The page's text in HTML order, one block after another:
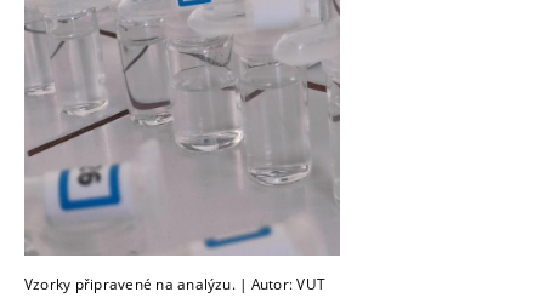
Vzorky připravené na analýzu. | Autor: VUT